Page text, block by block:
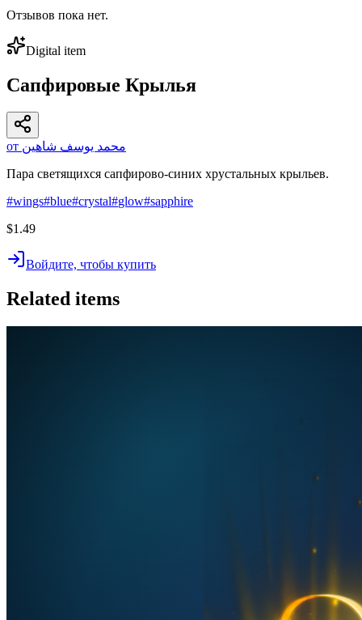
Отзывов пока нет.
Digital item
Сапфировые Крылья
от محمد يوسف شاهين
Пара светящихся сапфирово-синих хрустальных крыльев.
#wings#blue#crystal#glow#sapphire
$1.49
Войдите, чтобы купить
Related items